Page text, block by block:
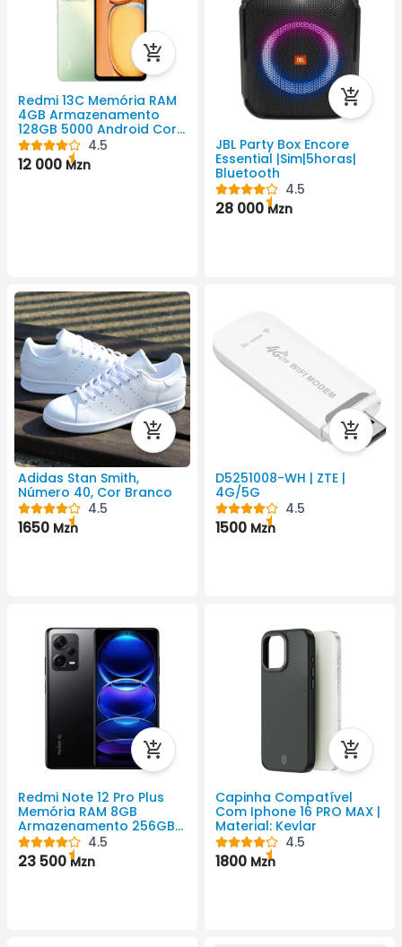
Redmi 13C Memória RAM
4GB Armazenamento
128GB 5000 Android Cor
Preto 720 X 1600 Pixel
4.5
12 000 Mzn
JBL Party Box Encore
Essential |Sim|5horas|
Bluetooth
4.5
28 000Mzn
Adidas Stan Smith,
Número 40, Cor Branco
4.5
1650 Mzn
D5251008-WH | ZTE |
4G/5G
4.5
1500 Mzn
Redmi Note 12 Pro Plus
Memória RAM 8GB
Armazenamento 256GB
5000 Android Cor Preto
1080x2400 Pixel
4.5
23 500Mzn
Capinha Compatível
Com Iphone 16 PRO MAX |
Material: Kevlar
4.5
1800 Mzn